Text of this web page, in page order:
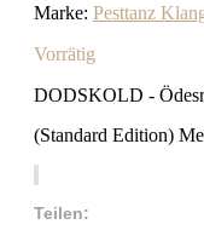
Marke: Pesttanz
Vorrätig
DODSKOLD -
(Standard Edition)
Teilen: